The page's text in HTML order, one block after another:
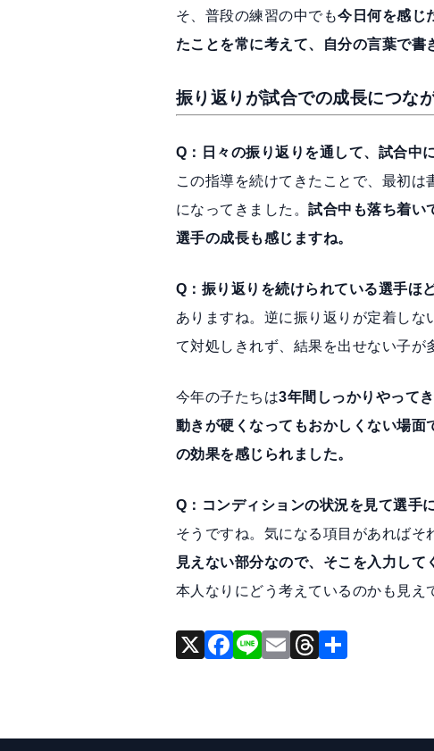
そ、普段の練習の中でも今日何を感じ
たことを常に考えて、自分の言葉で書
振り返りが試合での成長につな
Q：日々の振り返りを通して、試合中
この指導を続けてきたことで、最初
になってきました。試合中も落ち着い
選手の成長も感じますね。
Q：振り返りを続けられている選手ほ
ありますね。逆に振り返りが定着し
て対処しきれず、結果を出せない子が
今年の子たちは3年間しっかりやって
動きが硬くなってもおかしくない場
の効果を感じられました。
Q：コンディションの状況を見て選手
そうですね。気になる項目があれば
見えない部分なので、そこを入力して
本人なりにどう考えているのかも見え
X F
e
Li E
l
T
a